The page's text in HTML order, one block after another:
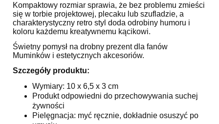
Kompaktowy rozmiar sprawia, że bez problemu zmieści
się w torbie projektowej, plecaku lub szufladzie, a
charakterystyczny retro styl doda odrobiny humoru i
koloru każdemu kreatywnemu kącikowi.
Świetny pomysł na drobny prezent dla fanów
Muminków i estetycznych akcesoriów.
Szczegóły produktu:
Wymiary: 10 x 6,5 x 3 cm
Produkt odpowiedni do przechowywania suchej
żywności
Pielęgnacja: myć ręcznie, dokładnie osuszyć po